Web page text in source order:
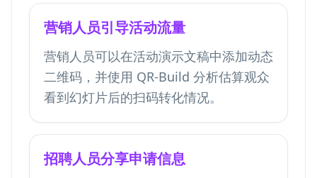
营销人员引导活动流量
营销人员可以在活动演示文稿中添加动态
二维码，并使用 QR-Build 分析估算观众
看到幻灯片后的扫码转化情况。
招聘人员分享申请信息